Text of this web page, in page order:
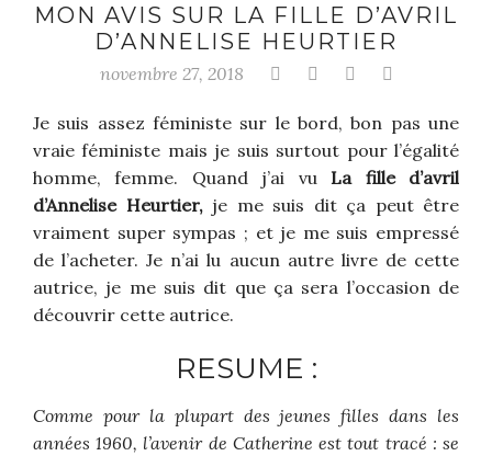
MON AVIS SUR LA FILLE D’AVRIL
D’ANNELISE HEURTIER
novembre 27, 2018
Je suis assez féministe sur le bord, bon pas une
vraie féministe mais je suis surtout pour l’égalité
homme, femme. Quand j’ai vu La fille d’avril
d’Annelise Heurtier, je me suis dit ça peut être
vraiment super sympas ; et je me suis empressé
de l’acheter. Je n’ai lu aucun autre livre de cette
autrice, je me suis dit que ça sera l’occasion de
découvrir cette autrice.
RESUME :
Comme pour la plupart des jeunes filles dans les
années 1960, l’avenir de Catherine est tout tracé : se